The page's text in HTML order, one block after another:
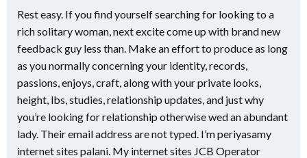
Rest easy. If you find yourself searching for looking to a
rich solitary woman, next excite come up with brand new
feedback guy less than. Make an effort to produce as long
as you normally concerning your identity, records,
passions, enjoys, craft, along with your private looks,
height, lbs, studies, relationship updates, and just why
you’re looking for relationship otherwise wed an abundant
lady. Their email address are not typed. I’m periyasamy
internet sites palani. My internet sites JCB Operator